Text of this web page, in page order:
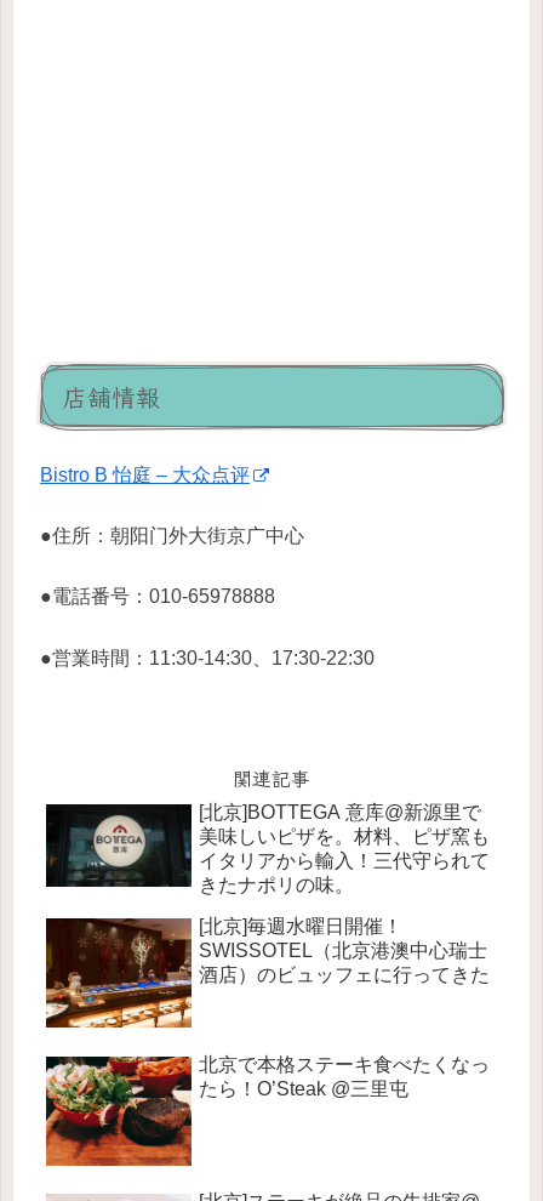
店舗情報
Bistro B 怡庭 – 大众点评
●住所：朝阳门外大街京广中心
●電話番号：010-65978888
●営業時間：11:30-14:30、17:30-22:30
関連記事
[北京]BOTTEGA 意库@新源里で
美味しいピザを。材料、ピザ窯も
イタリアから輸入！三代守られて
きたナポリの味。
[北京]毎週水曜日開催！
SWISSOTEL（北京港澳中心瑞士
酒店）のビュッフェに行ってきた
北京で本格ステーキ食べたくなっ
たら！O’Steak @三里屯